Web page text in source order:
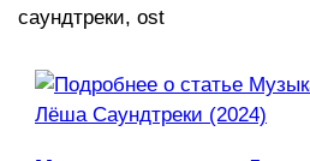
саундтреки, ost